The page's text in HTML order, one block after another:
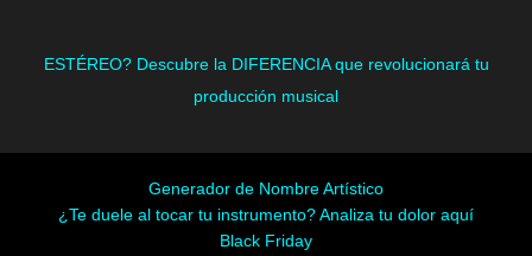
ESTÉREO? Descubre la DIFERENCIA que revolucionará tu
producción musical
Generador de Nombre Artístico
¿Te duele al tocar tu instrumento? Analiza tu dolor aquí
Black Friday